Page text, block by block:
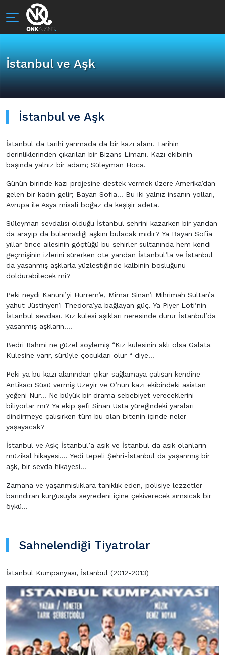
İstanbul ve Aşk
İstanbul ve Aşk
İstanbul da tarihi yarımada da bir kazı alanı. Tarihin
derinliklerinden çıkarılan bir Bizans Limanı. Kazı ekibinin
başında yalnız bir adam; Süleyman Hoca.
Günün birinde kazı projesine destek vermek üzere Amerika’dan
gelen bir kadın gelir; Bayan Sofia… Bu iki yalnız insanın yolları,
Avrupa ile Asya misali boğaz da keşişir adeta.
Süleyman sevdalısı olduğu İstanbul şehrini kazarken bir yandan
da arayıp da bulamadığı aşkını bulacak mıdır? Ya Bayan Sofia
yıllar önce ailesinin göçtüğü bu şehirler sultanında hem kendi
geçmişinin izlerini sürerken öte yandan İstanbul’la ve İstanbul
da yaşanmış aşklarla yüzleştiğinde kalbinin boşluğunu
doldurabilecek mi?
Peki neydi Kanuni’yi Hurrem’e, Mimar Sinan’ı Mihrimah Sultan’a
yahut Jüstinyen’i Thedora’ya bağlayan güç. Ya Piyer Loti’nin
İstanbul sevdası. Kız kulesi aşıkları neresinde durur İstanbul’da
yaşanmış aşkların….
Bedri Rahmi ne güzel söylemiş “Kız kulesinin aklı olsa Galata
Kulesine varır, sürüyle çocukları olur “ diye…
Peki ya bu kazı alanından çıkar sağlamaya çalışan kendine
Antikacı Süsü vermiş Üzeyir ve O’nun kazı ekibindeki asistan
yeğeni Nur… Ne büyük bir drama sebebiyet vereceklerini
biliyorlar mı? Ya ekip şefi Sinan Usta yüreğindeki yaraları
dindirmeye çalışırken tüm bu olan bitenin içinde neler
yaşayacak?
İstanbul ve Aşk; İstanbul’a aşık ve İstanbul da aşık olanların
müzikal hikayesi…. Yedi tepeli Şehri-İstanbul da yaşanmış bir
aşk, bir sevda hikayesi…
Zamana ve yaşanmışlıklara tanıklık eden, polisiye lezzetler
barındıran kurgusuyla seyredeni içine çekiverecek sımsıcak bir
öykü…
Sahnelendiği Tiyatrolar
İstanbul Kumpanyası, İstanbul (2012-2013)